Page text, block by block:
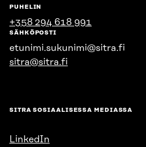
PUHELIN
+358 294 618 991
SÄHKÖPOSTI
etunimi.sukunimi@sitra.fi
sitra@sitra.fi
SITRA SOSIAALISESSA MEDIASSA
LinkedIn